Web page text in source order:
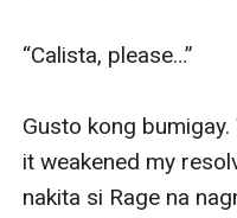
“Calista, please…”
Gusto kong
it weakened my
nakita si Rage na